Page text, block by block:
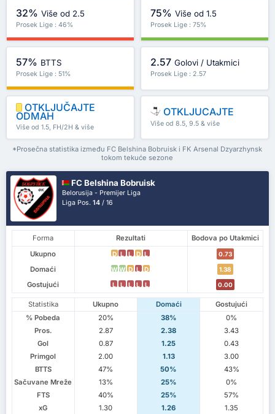
32% Više od 2.5
Prosek Lige : 46%
75% Više od 1.5
Prosek Lige : 75%
57% BTTS
Prosek Lige : 51%
2.57 Golovi / Utakmici
Prosek Lige : 2.57
OTKLJUČAJTE
ODMAH
Više od 1.5, FH/2H & više
OTKLJUCAJTE
Više od 8.5, 9.5 & više
*Prosečna statistika između FC Belshina Bobruisk i FK Arsenal Dzyarzhynsk
tokom tekuće sezone
FC Belshina Bobruisk
Belorusija - Premijer Liga
Liga Pos.14 / 16
Forma Rezultati
Bodova po Utakmici
Ukupno
D L L D L 0.73
Domaći W W D L D 1.38
Gostujući L L L L L 0.00
Statistika Ukupno Domaći
Gostujući
% Pobeda
20% 38%
0%
Pros.
2.87 2.38
3.43
Gol
0.87 1.25
0.43
Primgol
2.00 1.13
3.00
BTTS
47% 50%
43%
Sačuvane Mreže
13% 25%
0%
FTS
40% 25%
57%
xG
1.30 1.26
1.35